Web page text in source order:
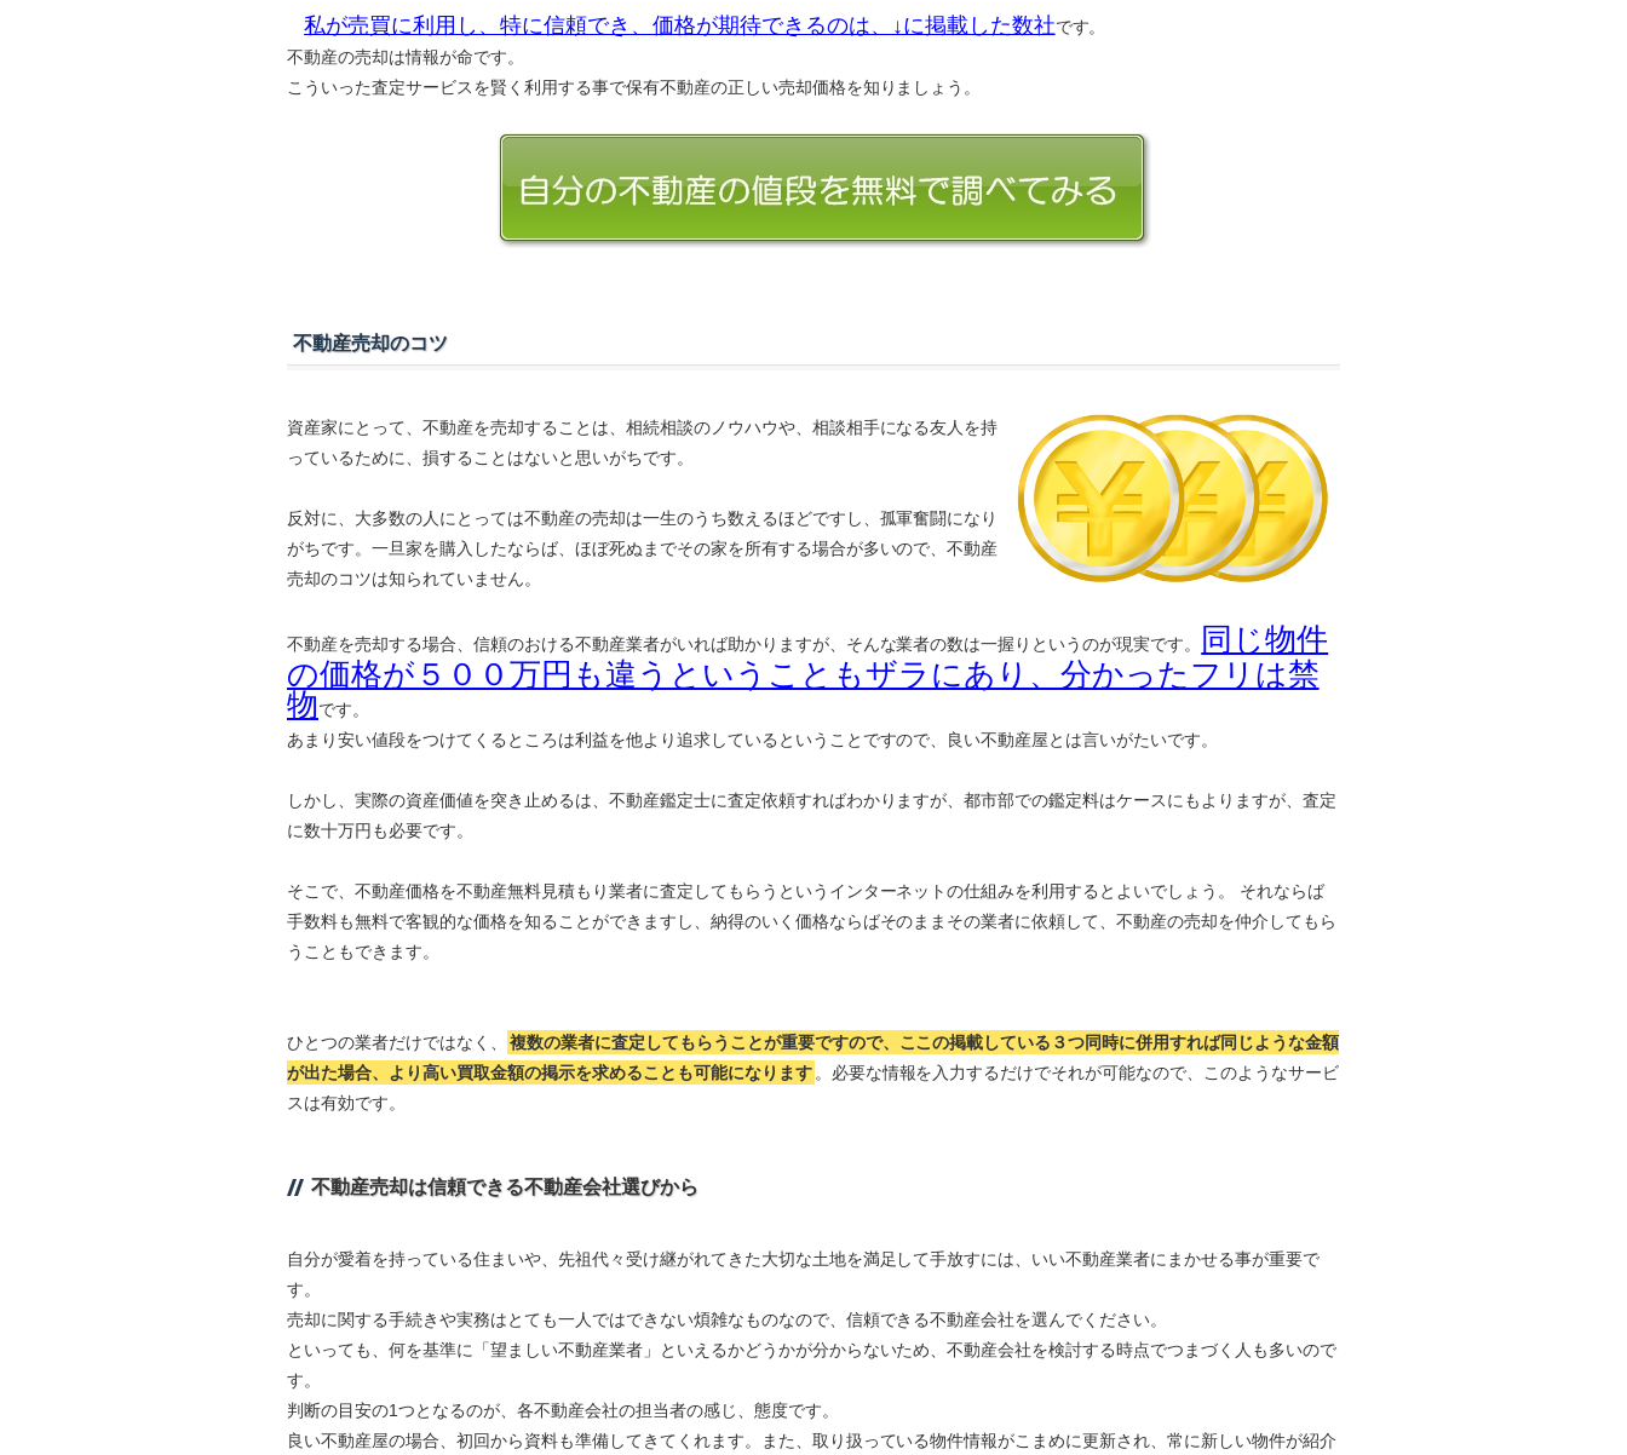
私が売買に利用し、特に信頼でき、価格が期待できるのは、↓に掲載した数社です。
不動産の売却は情報が命です。
こういった査定サービスを賢く利用する事で保有不動産の正しい売却価格を知りましょう。
不動産売却のコツ
資産家にとって、不動産を売却することは、相続相談のノウハウや、相談相手になる友人を持
っているために、損することはないと思いがちです。
反対に、大多数の人にとっては不動産の売却は一生のうち数えるほどですし、孤軍奮闘になり
がちです。一旦家を購入したならば、ほぼ死ぬまでその家を所有する場合が多いので、不動産
売却のコツは知られていません。
不動産を売却する場合、信頼のおける不動産業者がいれば助かりますが、そんな業者の数は一握りというのが現実です。
同じ物件
の価格が５００万円も違うということもザラにあり、分かったフリは禁
物です。
あまり安い値段をつけてくるところは利益を他より追求しているということですので、良い不動産屋とは言いがたいです。
しかし、実際の資産価値を突き止めるは、不動産鑑定士に査定依頼すればわかりますが、都市部での鑑定料はケースにもよりますが、査定
に数十万円も必要です。
そこで、不動産価格を不動産無料見積もり業者に査定してもらうというインターネットの仕組みを利用するとよいでしょう。 それならば
手数料も無料で客観的な価格を知ることができますし、納得のいく価格ならばそのままその業者に依頼して、不動産の売却を仲介してもら
うこともできます。
ひとつの業者だけではなく、
複数の業者に査定してもらうことが重要ですので、ここの掲載している３つ同時に併用すれば同じような金額
が出た場合、より高い買取金額の掲示を求めることも可能になります 。必要な情報を入力するだけでそれが可能なので、このようなサービ
スは有効です。
不動産売却は信頼できる不動産会社選びから
自分が愛着を持っている住まいや、先祖代々受け継がれてきた大切な土地を満足して手放すには、いい不動産業者にまかせる事が重要で
す。
売却に関する手続きや実務はとても一人ではできない煩雑なものなので、信頼できる不動産会社を選んでください。
といっても、何を基準に「望ましい不動産業者」といえるかどうかが分からないため、不動産会社を検討する時点でつまづく人も多いので
す。
判断の目安の1つとなるのが、各不動産会社の担当者の感じ、態度です。
良い不動産屋の場合、初回から資料も準備してきてくれます。また、取り扱っている物件情報がこまめに更新され、常に新しい物件が紹介